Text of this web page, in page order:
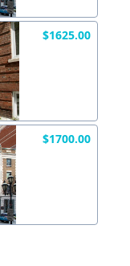
$1625.00
$1700.00